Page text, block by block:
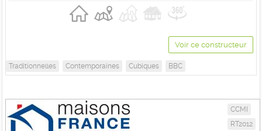
Voir ce constructeur
Traditionnelles Contemporaines Cubiques BBC
CCMI
RT2012